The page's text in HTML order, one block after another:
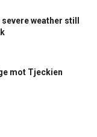
weather still
mot Tjeckien